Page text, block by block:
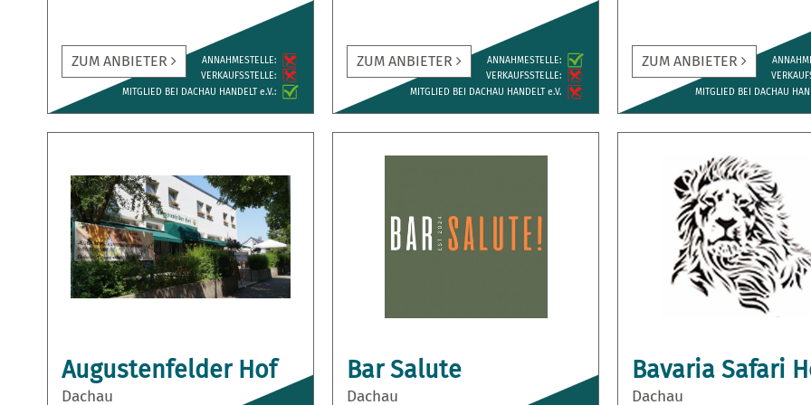
ZUM ANBIETER
ANNAH­MESTELLE:
VERKAUFS­STELLE:
MITGLIED BEI DACHAU HANDELT e.V.:
ZUM ANBIETER
ANNAH­MESTELLE:
VERKAUFS­STELLE:
MITGLIED BEI DACHAU HANDELT e.V.
ZUM ANBIETER
MITGLIED BEI DACHAU
Augustenfelder Hof
Dachau
Bar Salute
Dachau
Bavaria Safari
Dachau